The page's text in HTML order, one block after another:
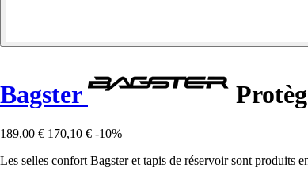
Bagster
189,00 € 170,10 € -10%
Les selles confort Bagster et tapis de réservoir sont produits